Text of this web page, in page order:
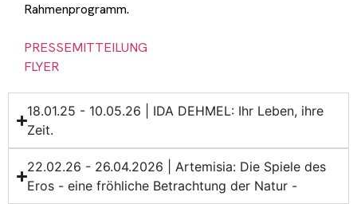
Rahmenprogramm.
PRESSEMITTEILUNG
FLYER
18.01.25 - 10.05.26 | IDA DEHMEL: Ihr Leben, ihre
Zeit.
22.02.26 - 26.04.2026 | Artemisia: Die Spiele des
Eros - eine fröhliche Betrachtung der Natur -